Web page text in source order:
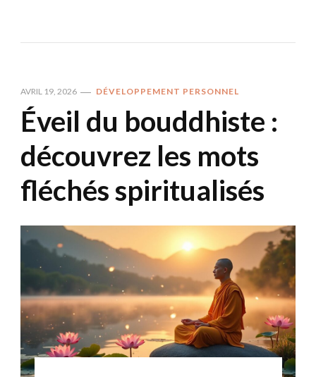
AVRIL 19, 2026 DÉVELOPPEMENT PERSONNEL
Éveil du bouddhiste :
découvrez les mots
fléchés spiritualisés